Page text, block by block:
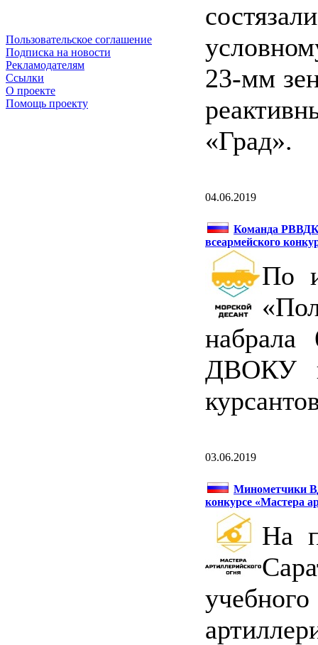
Пользовательское соглашение
Подписка на новости
Рекламодателям
Ссылки
О проекте
Помощь проекту
23-мм
«Град».
04.06.2019
Команда
всеармейского
По
набрала
ДВОКУ
03.06.2019
Минометчики
конкурсе «Мастера
На